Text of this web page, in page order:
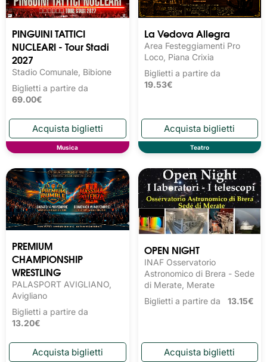
PINGUINI TATTICI
NUCLEARI - Tour Stadi
2027
Stadio Comunale, Bibione
Biglietti a partire da
69.00€
Musica
La Vedova Allegra
Area Festeggiamenti Pro
Loco, Piana Crixia
Biglietti a partire da
19.53€
Teatro
PREMIUM
CHAMPIONSHIP
WRESTLING
PALASPORT AVIGLIANO,
Avigliano
Biglietti a partire da
13.20€
OPEN NIGHT
INAF Osservatorio
Astronomico di Brera - Sede
di Merate, Merate
Biglietti a partire da 13.15€